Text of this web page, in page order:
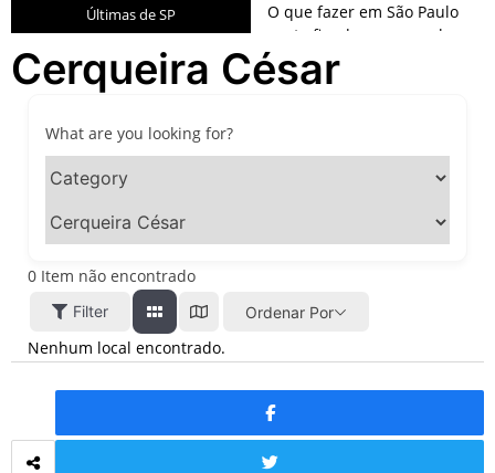
Últimas de SP
O que fazer em São Paulo
neste fim de semana: shows,
festivais, gastronomia e
atrações para o Dia dos Pais
passeios imperdíveis nos
dias 8 e 9 de agosto de 2026
transforma o Bixiga em um
pedaço da Itália durante
em agosto de 2026: festas
exposições, parques e
passeios imperdíveis
O que fazer em São Paulo
nos dias 25 e 26 de julho:
festas, shows, exposições e
Cerqueira César
What are you looking for?
0 Item não encontrado
Filter Ordenar Por
Nenhum local encontrado.